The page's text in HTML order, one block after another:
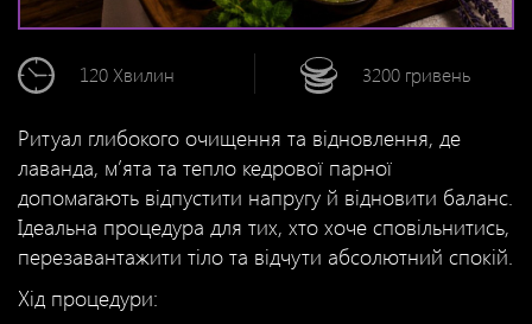
120 Хвилин 3200 гривень
Ритуал глибокого очищення та відновлення, де
лаванда, м’ята та тепло кедрової парної
допомагають відпустити напругу й відновити баланс.
Ідеальна процедура для тих, хто хоче сповільнитись,
перезавантажити тіло та відчути абсолютний спокій.
Хід процедури: